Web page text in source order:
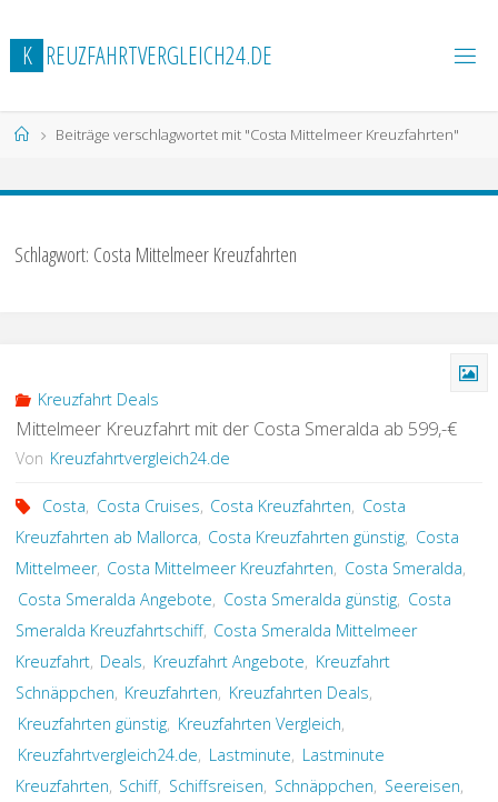
Inhalt
springen
K REUZFAHRTVERGLEICH24.DE
StartBeiträge verschlagwortet mit "Costa Mittelmeer Kreuzfahrten"
Schlagwort: Costa Mittelmeer Kreuzfahrten
Kreuzfahrt Deals
Mittelmeer Kreuzfahrt mit der Costa Smeralda ab 599,-€
Von Kreuzfahrtvergleich24.de
Costa, Costa Cruises, Costa Kreuzfahrten, Costa
Kreuzfahrten ab Mallorca, Costa Kreuzfahrten günstig, Costa
Mittelmeer, Costa Mittelmeer Kreuzfahrten, Costa Smeralda,
Costa Smeralda Angebote, Costa Smeralda günstig, Costa
Smeralda Kreuzfahrtschiff, Costa Smeralda Mittelmeer
Kreuzfahrt, Deals, Kreuzfahrt Angebote, Kreuzfahrt
Schnäppchen, Kreuzfahrten, Kreuzfahrten Deals,
Kreuzfahrten günstig, Kreuzfahrten Vergleich,
Kreuzfahrtvergleich24.de, Lastminute, Lastminute
Kreuzfahrten, Schiff, Schiffsreisen, Schnäppchen, Seereisen,